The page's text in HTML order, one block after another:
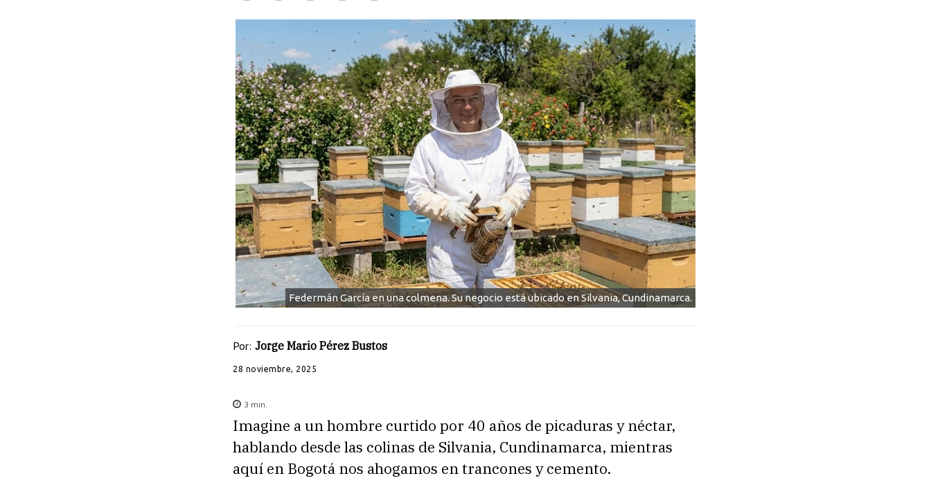
Federmán García en una colmena. Su negocio está ubicado en Silvania, Cundinamarca.
Por: Jorge Mario Pérez Bustos
28 noviembre, 2025
3 min.
Imagine a un hombre curtido por 40 años de picaduras y néctar,
hablando desde las colinas de Silvania, Cundinamarca, mientras
aquí en Bogotá nos ahogamos en trancones y cemento.